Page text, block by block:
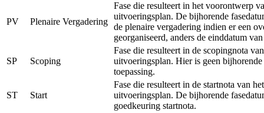
PV Plenaire Vergadering
Fase die resulteert in het voorontwerp
uitvoeringsplan. De bijhorende
de plenaire vergadering indien er een
georganiseerd, anders de einddatum
SP Scoping
Fase die resulteert in de scopingnota
uitvoeringsplan. Hier is geen bijhorende
toepassing.
ST Start
Fase die resulteert in de startnota van
uitvoeringsplan. De bijhorende
goedkeuring startnota.